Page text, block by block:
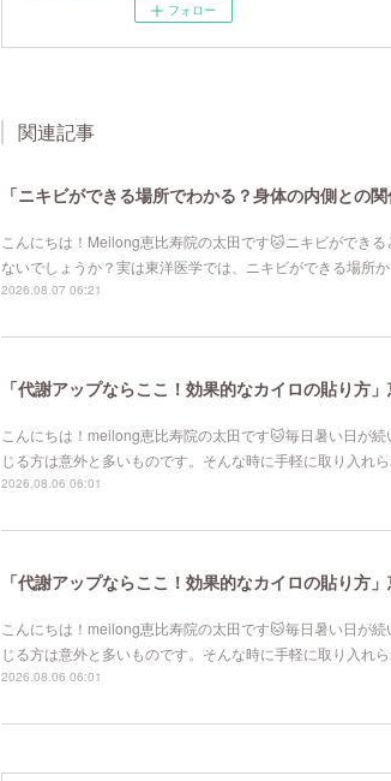
フォロー
関連記事
「ニキビができる場所でわかる？身体の内側と
こんにちは！Meilong恵比寿院の太田です🐱ニキビができ
ないでしょうか？実は東洋医学では、ニキビができる場所
2026.08.07 06:21
「代謝アップならここ！効果的なカイロの貼り
こんにちは！meilong恵比寿院の太田です🐱毎日暑い日が
じる方は意外と多いものです。そんな時に手軽に取り入れ
2026.08.06 06:01
「代謝アップならここ！効果的なカイロの貼り
こんにちは！meilong恵比寿院の太田です🐱毎日暑い日が
じる方は意外と多いものです。そんな時に手軽に取り入れ
2026.08.06 06:01